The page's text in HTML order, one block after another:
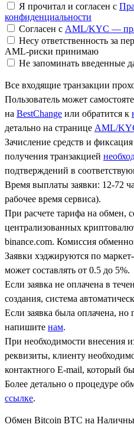
Я прочитал и согласен с
конфиденциальности
Согласен с AML/KYC —
Несу ответственность за
AML-риски принимаю
Не запоминать введенные
Все входящие транзакции
Пользователь может
на BestChange или обратится к
детально на странице AML/
Зачисление средств и
получения транзакцией
подтверждений в
Время выплаты заявки: 12-72
рабочее время сервиса).
При расчете тарифа на обмен,
централизованных
binance.com. Комиссия
Заявки хэджируются по
может составлять от 0.5 до 5%.
Если заявка не оплачена в
создания, система
Если заявка была оплачена, но
напишите нам.
При необходимости внесения
реквизиты, клиенту
контактного Е-mail, который
Более детально о процедуре
ссылке.
Обмен Bitcoin BTC на